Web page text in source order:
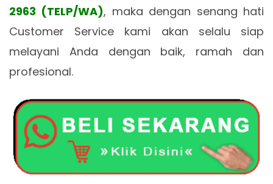
2963 (TELP/WA), maka dengan senang hati
Customer Service kami akan selalu siap
melayani Anda dengan baik, ramah dan
profesional.